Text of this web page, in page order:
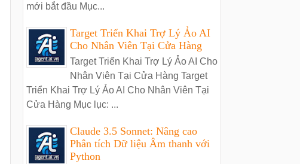
mới bắt đầu Mục...
Target Triển Khai Trợ Lý Ảo AI
Cho Nhân Viên Tại Cửa Hàng
Target Triển Khai Trợ Lý Ảo AI Cho
Nhân Viên Tại Cửa Hàng Target
Triển Khai Trợ Lý Ảo AI Cho Nhân Viên Tại
Cửa Hàng Mục lục: ...
Claude 3.5 Sonnet: Nâng cao
Phân tích Dữ liệu Âm thanh với
Python